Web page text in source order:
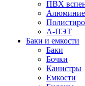
ПВХ
А-ПЭТ
Баки и емкости
Баки
Бочки
Канистры
Емкости